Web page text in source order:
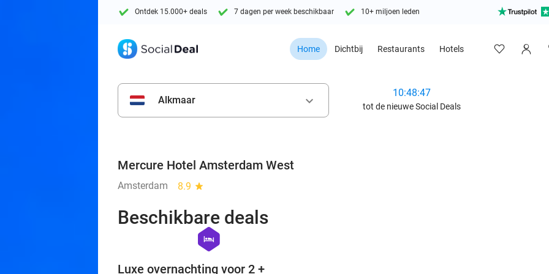
Ontdek 15.000+ deals 7 dagen per week beschikbaar 10+ miljoen leden
Home Dichtbij Restaurants Hotels
Alkmaar keyboard_arrow_down
10:48:46
tot de nieuwe Social Deals
Mercure Hotel Amsterdam West
Amsterdam 8.9 star
Beschikbare deals
hexagon
hotel
Luxe overnachting voor 2 +